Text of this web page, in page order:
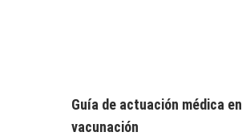
Guía de actuación médica en
vacunación